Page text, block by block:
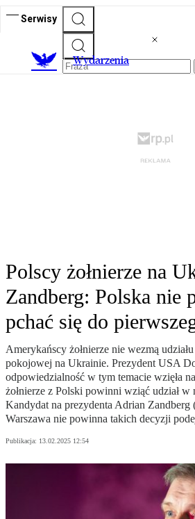
Serwisy
Wydarzenia
Polscy żołnierze na
Zandberg: Polska nie
pchać się do
Amerykańscy żołnierze nie wezmą
pokojowej na Ukrainie. Prezydent USA
odpowiedzialność w tym temacie wzięła
żołnierze z Polski powinni wziąć udział
Kandydat na prezydenta Adrian Zandberg
Warszawa nie powinna takich decyzji
Publikacja: 13.02.2025 12:54